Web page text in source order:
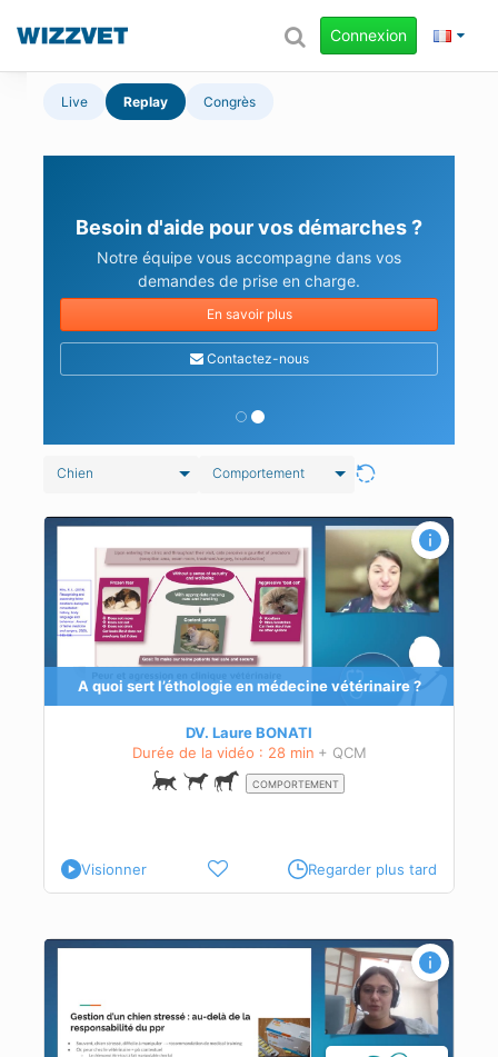
Connexion
Live Replay Congrès
Besoin d'aide pour vos démarches ?
Notre équipe vous accompagne dans vos
demandes de prise en charge.
En savoir plus
Contactez-nous
Chien Comportement
A quoi sert l’éthologie en médecine vétérinaire ?
DV. Laure BONATI
Durée de la vidéo : 28 min + QCM
COMPORTEMENT
Visionner Regarder plus tard